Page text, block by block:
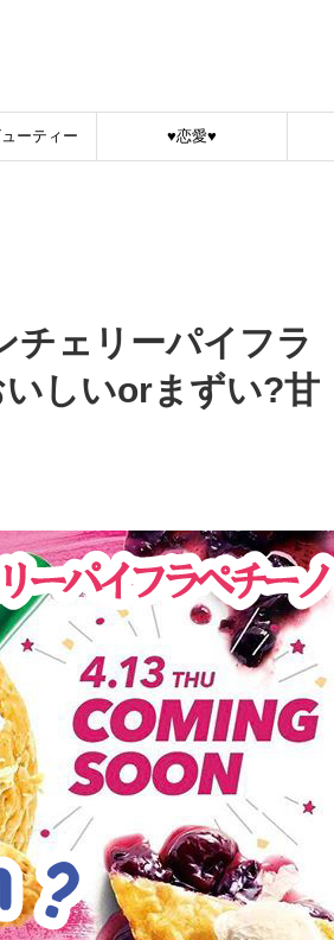
ーティー ♥恋愛♥
チェリーパイフラ
しいorまずい?甘